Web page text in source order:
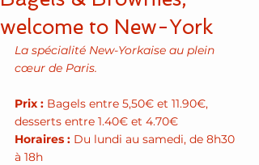
welcome to New-York
La spécialité New-Yorkaise au plein
cœur de Paris.
Prix : Bagels entre 5,50€ et 11.90€,
desserts entre 1.40€ et 4.70€
Horaires : Du lundi au samedi, de 8h30
à 18h